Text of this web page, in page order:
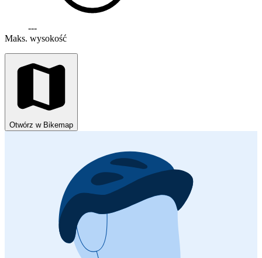
---
Maks. wysokość
Otwórz w Bikemap